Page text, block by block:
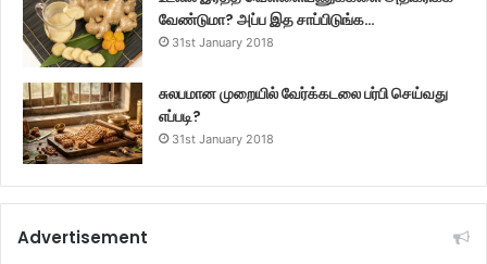
வேண்டுமா? அப்ப இத சாப்பிடுங்க…
31st January 2018
சுலபமான முறையில் வேர்க்கடலை பர்பி செய்வது
எப்படி?
31st January 2018
Advertisement